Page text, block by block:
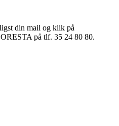
din mail og klik på
på tlf. 35 24 80 80.